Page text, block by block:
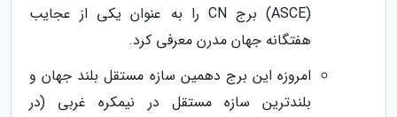
(ASCE) برج CN را به عنوان یکی از عجایب
هفتگانه جهان مدرن معرفی کرد.
امروزه این برج دهمین سازه مستقل بلند جهان و
بلندترین سازه مستقل در نیمکره غربی (در